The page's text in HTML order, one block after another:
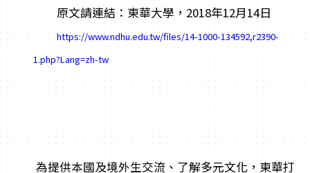
原文請連結：東華大學，2018年12月14日
https://www.ndhu.edu.tw/files/14-1000-134592,r2390-
1.php?Lang=zh-tw
為提供本國及境外生交流、了解多元文化，東華打